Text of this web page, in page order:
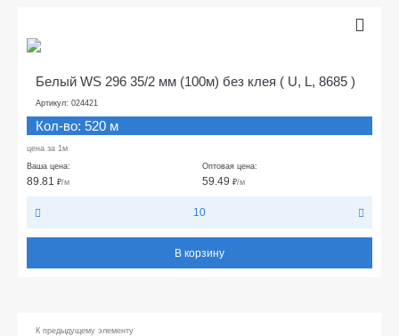
Белый WS 296 35/2 мм (100м) без клея ( U, L, 8685 )
Артикул: 024421
Кол-во: 520 м
цена за 1м
Ваша цена:
89.81 ₽/м
Оптовая цена:
59.49 ₽/м
10
В корзину
К предыдущему элементу